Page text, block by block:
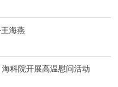
海燕
科院开展高温慰问活动